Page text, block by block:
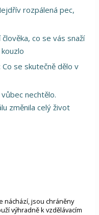
rozpálená pec,
co se vás snaží
se skutečně dělo v
nechtělo.
změnila celý život
náchází, jsou chráněny
výhradně k vzdělávacím